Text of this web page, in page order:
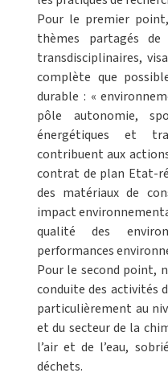
Pour le premier
thèmes partagés de
transdisciplinaires,
complète que
durable : «
pôle autonomie,
énergétiques et
contribuent aux
contrat de plan Etat-
des matériaux de
impact
qualité des
performances
Pour le second point,
conduite des activités
particulièrement au
et du secteur de la
l’air et de l’eau,
déchets.